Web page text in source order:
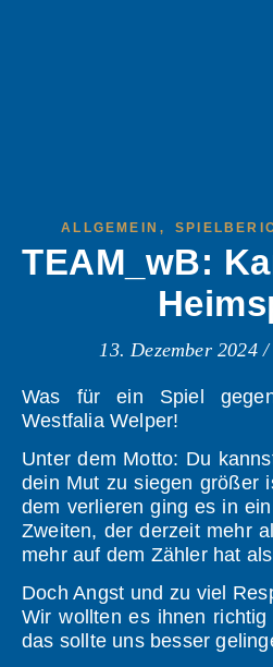
ALLGEMEIN ,
TEAM_wB:
13. Dezember 2024 /
Was für ein Spiel gegen die wB von DJK
Westfalia Welper!
Unter dem Motto: Du
dein Mut zu siegen größer
dem verlieren ging es in
Zweiten, der derzeit mehr
mehr auf dem Zähler hat
Doch Angst und zu viel
Wir wollten es ihnen
das sollte uns besser